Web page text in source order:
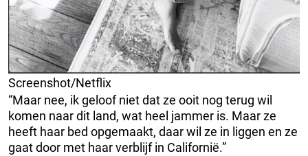
Screenshot/Netflix
“Maar nee, ik geloof niet dat ze ooit nog terug wil
komen naar dit land, wat heel jammer is. Maar ze
heeft haar bed opgemaakt, daar wil ze in liggen en ze
gaat door met haar verblijf in Californië.”